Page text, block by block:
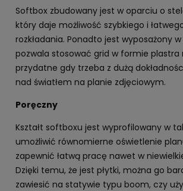
Softbox zbudowany jest w oparciu o
który daje możliwość szybkiego i
rozkładania. Ponadto jest wyposażony
pozwala stosować grid w formie plastra
przydatne gdy trzeba z dużą
nad światłem na planie zdjęciowym.
Poręczny
Kształt softboxu jest wyprofilowany w
umożliwić równomierne oświetlenie
zapewnić łatwą pracę nawet w
Dzięki temu, że jest płytki, można go
zawiesić na statywie typu boom, czy